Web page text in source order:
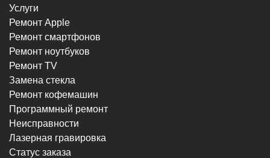
Услуги
Ремонт Apple
Ремонт смартфонов
Ремонт ноутбуков
Ремонт TV
Замена стекла
Ремонт кофемашин
Программный ремонт
Неисправности
Лазерная гравировка
Статус заказа